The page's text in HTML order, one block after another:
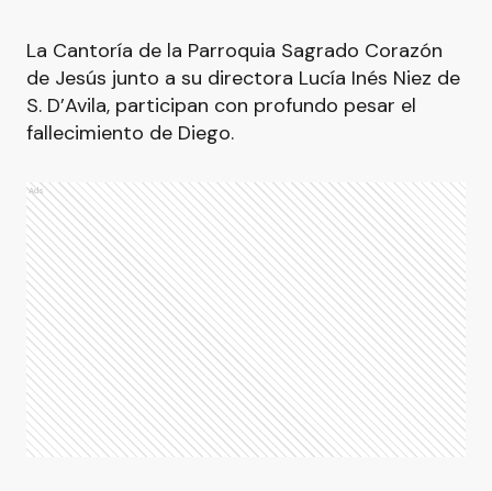
La Cantoría de la Parroquia Sagrado Corazón
de Jesús junto a su directora Lucía Inés Niez de
S. D’Avila, participan con profundo pesar el
fallecimiento de Diego.
Ads